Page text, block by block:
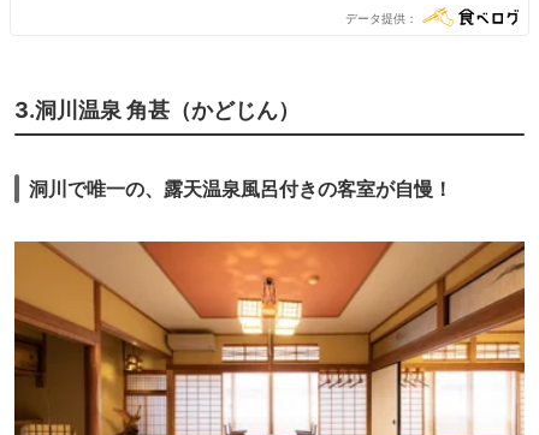
データ提供
3.洞川温泉 角甚（かどじん）
洞川で唯一の、露天温泉風呂付きの客室が自慢！